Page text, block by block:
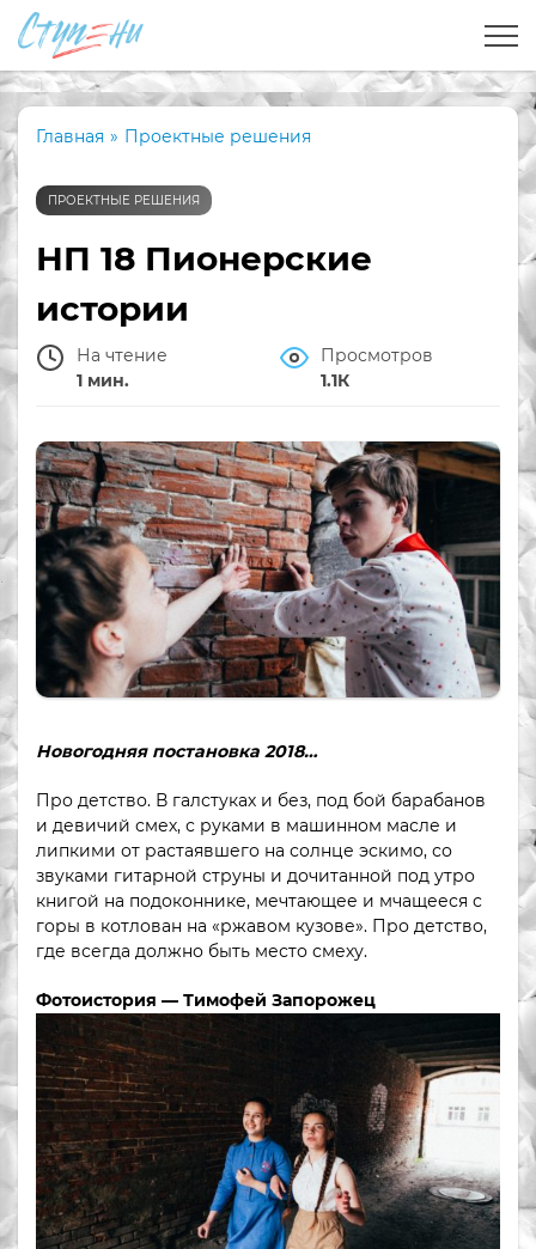
Главная » Проектные решения
ПРОЕКТНЫЕ РЕШЕНИЯ
НП 18 Пионерские
истории
На чтение
1 мин.
Просмотров
1.1К
Новогодняя постановка 2018…
Про детство. В галстуках и без, под бой барабанов
и девичий смех, с руками в машинном масле и
липкими от растаявшего на солнце эскимо, со
звуками гитарной струны и дочитанной под утро
книгой на подоконнике, мечтающее и мчащееся с
горы в котлован на «ржавом кузове». Про детство,
где всегда должно быть место смеху.
Фотоистория — Тимофей Запорожец